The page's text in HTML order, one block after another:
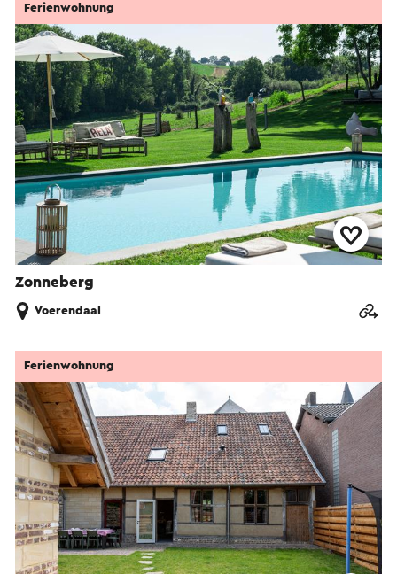
Zonneberg
Ferienwohnung
Voerendaal
Ferienwohnung